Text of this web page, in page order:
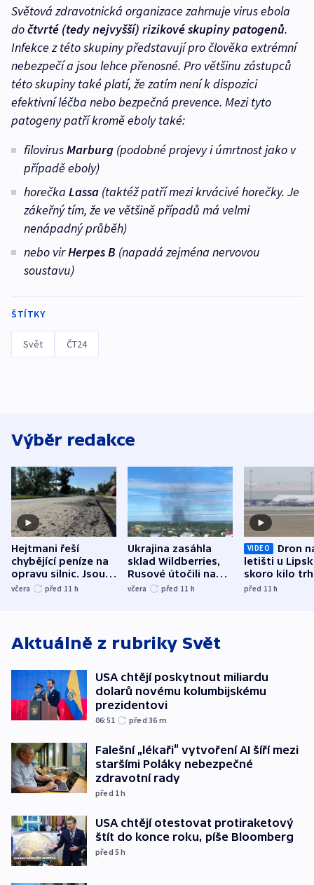
Světová zdravotnická organizace zahrnuje virus ebola
dočtvrté (tedy nejvyšší) rizikové skupiny patogenů.
Infekce z této skupiny představují pro člověka extrémní
nebezpečí a jsou lehce přenosné. Pro většinu zástupců
této skupiny také platí, že zatím není k dispozici
efektivní léčba nebo bezpečná prevence. Mezi tyto
patogeny patří kromě eboly také:
filovirusMarburg (podobné projevy i úmrtnost jako v
případě eboly)
horečka Lassa (taktéž patří mezi krvácivé horečky. Je
zákeřný tím, že ve většině případů má velmi
nenápadný průběh)
nebo virHerpes B (napadá zejména nervovou
soustavu)
ŠTÍTKY
Svět ČT24
Výběr redakce
Hejtmani řeší
chybějící peníze na
opravu silnic. Jsou
nenárokové, namítá
včera před 11 h
Ukrajina zasáhla
sklad Wildberries,
Rusové útočili na
trh, hasiče či
včera před 11 h
VIDEO
Dron
letišti u
skoro kilo
indicie
před 11h
Aktuálně z rubriky Svět
USA chtějí poskytnout miliardu
dolarů novému kolumbijskému
prezidentovi
06:51 před 36 m
Falešní „lékaři“ vytvoření AI šíří mezi
staršími Poláky nebezpečné
zdravotní rady
před 1h
USA chtějí otestovat protiraketový
štít do konce roku, píše Bloomberg
před 5h